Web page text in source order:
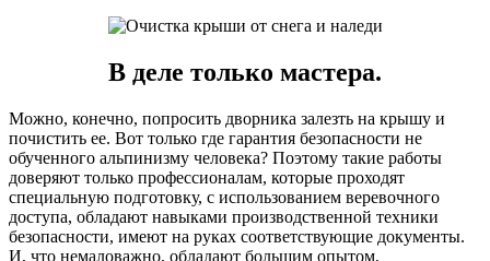
В деле только мастера.
Можно, конечно, попросить дворника залезть на крышу и
почистить ее. Вот только где гарантия безопасности не
обученного альпинизму человека? Поэтому такие работы
доверяют только профессионалам, которые проходят
специальную подготовку, с использованием веревочного
доступа, обладают навыками производственной техники
безопасности, имеют на руках соответствующие документы.
И, что немаловажно, обладают большим опытом,